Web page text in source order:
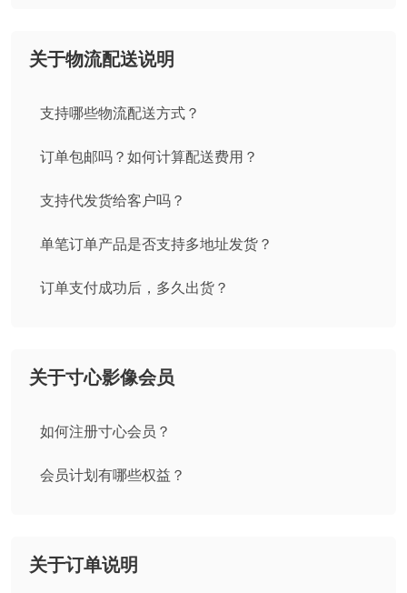
关于物流配送说明
支持哪些物流配送方式？
订单包邮吗？如何计算配送费用？
支持代发货给客户吗？
单笔订单产品是否支持多地址发货？
订单支付成功后，多久出货？
关于寸心影像会员
如何注册寸心会员？
会员计划有哪些权益？
关于订单说明